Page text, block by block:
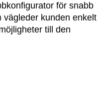
för snabb
vägleder kunden enkelt
till den